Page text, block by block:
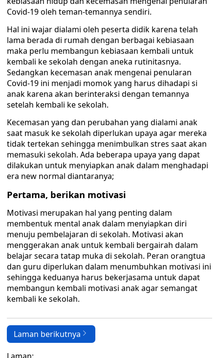
Covid-19 oleh teman-temannya sendiri.
Hal ini wajar dialami oleh peserta didik karena telah
lama berada di rumah dengan berbagai kebiasaan
maka perlu membangun kebiasaan kembali untuk
kembali ke sekolah dengan aneka rutinitasnya.
Sedangkan kecemasan anak mengenai penularan
Covid-19 ini menjadi momok yang harus dihadapi si
anak karena akan berinteraksi dengan temannya
setelah kembali ke sekolah.
Kecemasan yang dan perubahan yang dialami anak
saat masuk ke sekolah diperlukan upaya agar mereka
tidak tertekan sehingga menimbulkan stres saat akan
memasuki sekolah. Ada beberapa upaya yang dapat
dilakukan untuk menyiapkan anak dalam menghadapi
era new normal diantaranya;
Pertama, berikan motivasi
Motivasi merupakan hal yang penting dalam
membentuk mental anak dalam menyiapkan diri
menuju pembelajaran di sekolah. Motivasi akan
menggerakan anak untuk kembali bergairah dalam
belajar secara tatap muka di sekolah. Peran orangtua
dan guru diperlukan dalam menumbuhkan motivasi ini
sehingga keduanya harus bekerjasama untuk dapat
membangun kembali motivasi anak agar semangat
kembali ke sekolah.
Laman berikutnya